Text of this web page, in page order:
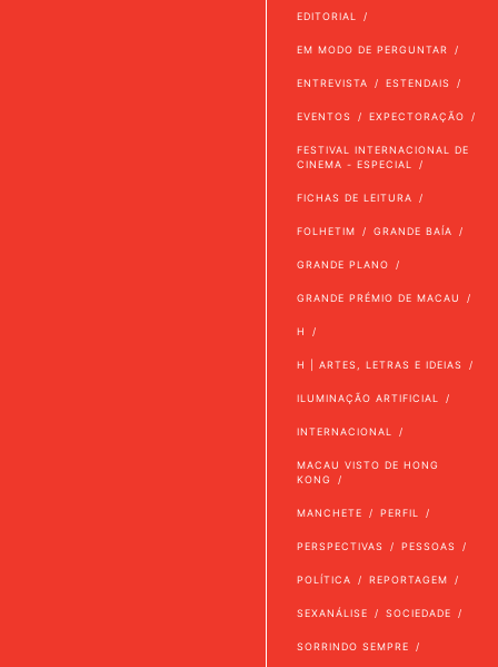
EDITORIAL
EM MODO DE PERGUNTAR
ENTREVISTA ESTENDAIS
EVENTOS EXPECTORAÇÃO
FESTIVAL INTERNACIONAL DE
CINEMA - ESPECIAL
FICHAS DE LEITURA
FOLHETIM GRANDE BAÍA
GRANDE PLANO
GRANDE PRÉMIO DE MACAU
H
H | ARTES, LETRAS E IDEIAS
ILUMINAÇÃO ARTIFICIAL
INTERNACIONAL
MACAU VISTO DE HONG
KONG
MANCHETE PERFIL
PERSPECTIVAS PESSOAS
POLÍTICA REPORTAGEM
SEXANÁLISE SOCIEDADE
SORRINDO SEMPRE